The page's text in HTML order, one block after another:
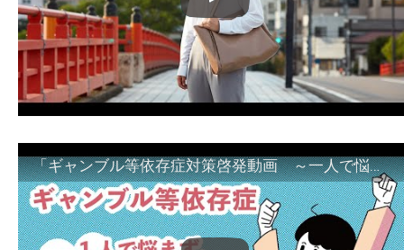
「ギャンブル等依存症対策啓発動画 ～一人で悩まず、家族で悩まず、まず！相談機関へ～」